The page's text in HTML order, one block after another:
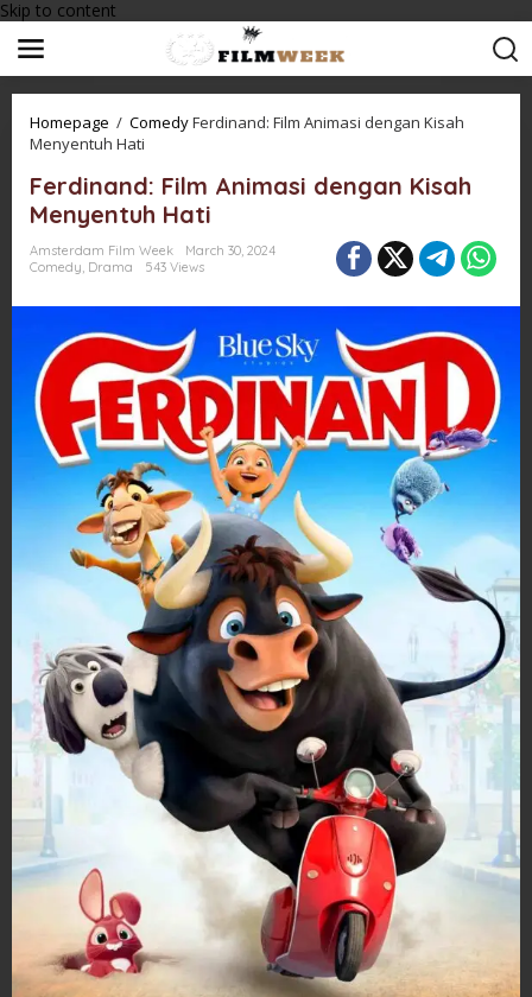
Skip to content
Homepage / ComedyFerdinand: Film Animasi dengan Kisah
Menyentuh Hati
Ferdinand: Film Animasi dengan Kisah
Menyentuh Hati
Amsterdam Film Week
March 30, 2024
Comedy, Drama 543 Views